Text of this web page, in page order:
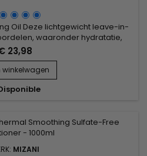
Oil Deze lichtgewicht leave-in-
waaronder hydratatie,
alle haartypes. &nbsp;MIZANI 25
99% biologisch afbreekbare
oliën van Kokosolie, Olijfolie,
en Jojoba.
23,98
winkelwagen
MIZANI